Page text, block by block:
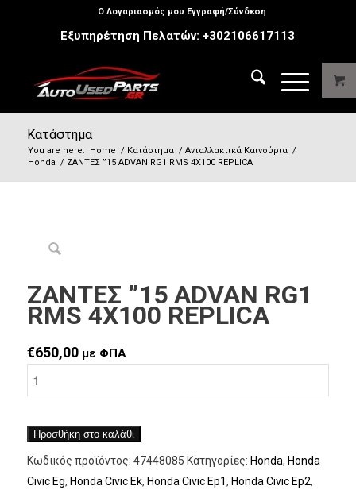
Ο Λογαριασμός μου Εγγραφή/Σύνδεση
Εξυπηρέτηση Πελατών:+302106617113
Κατάστημα
You are here: Home / Κατάστημα / Ανταλλακτικά Καινούρια /
Honda / ΖΑΝΤΕΣ ”15 ADVAN RG1 RMS 4X100 REPLICA
ΖΑΝΤΕΣ ”15 ADVAN RG1
RMS 4X100 REPLICA
€650,00 με ΦΠΑ
Προσθήκη στο καλάθι
Κωδικός προϊόντος: 47448085 Κατηγορίες: Honda, Honda
Civic Eg, Honda Civic Ek, Honda Civic Ep1, Honda Civic Ep2,